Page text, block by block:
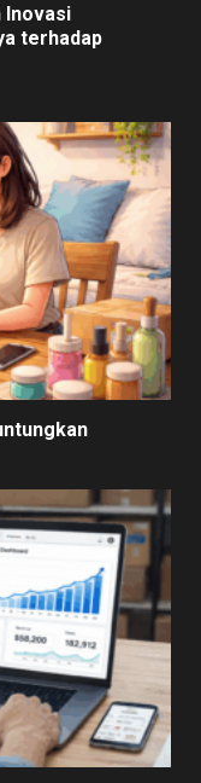
Inovasi
terhadap